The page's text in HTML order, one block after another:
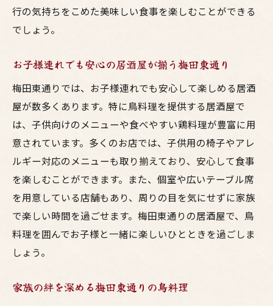
行の気持ちをこめた美味しい食事を楽しむことができる
でしょう。
お子様連れでも安心の居酒屋が揃う梅田東通り
梅田東通りでは、お子様連れでも安心して楽しめる居酒
屋が数多くあります。特に鳥料理を提供する居酒屋で
は、子供向けのメニューや食べやすい鶏料理が豊富に用
意されています。多くのお店では、子供用の椅子やアレ
ルギー対応のメニューも取り揃えており、安心して食事
を楽しむことができます。また、個室や広いテーブル席
を用意している店舗もあり、周りの目を気にせずに家族
で楽しい時間を過ごせます。梅田東通りの居酒屋で、鳥
料理を囲んでお子様と一緒に楽しいひとときを過ごしま
しょう。
家族の絆を深める梅田東通りの鳥料理